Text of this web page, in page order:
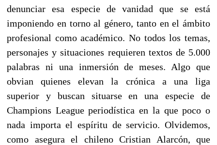
denunciar esa especie de vanidad que se está
imponiendo en torno al género, tanto en el ámbito
profesional como académico. No todos los temas,
personajes y situaciones requieren textos de 5.000
palabras ni una inmersión de meses. Algo que
obvian quienes elevan la crónica a una liga
superior y buscan situarse en una especie de
Champions League periodística en la que poco o
nada importa el espíritu de servicio. Olvidemos,
como asegura el chileno Cristian Alarcón, que